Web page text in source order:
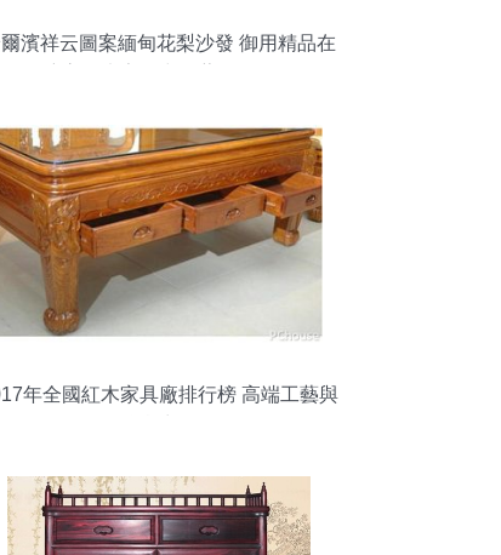
濱祥云圖案緬甸花梨沙發 御用精品在
年全國紅木家具廠排行榜 高端工藝與